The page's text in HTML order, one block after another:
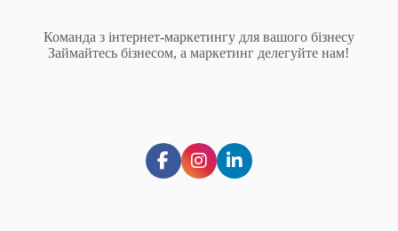
Команда з інтернет-маркетингу для вашого бізнесу
Займайтесь бізнесом, а маркетинг делегуйте нам!